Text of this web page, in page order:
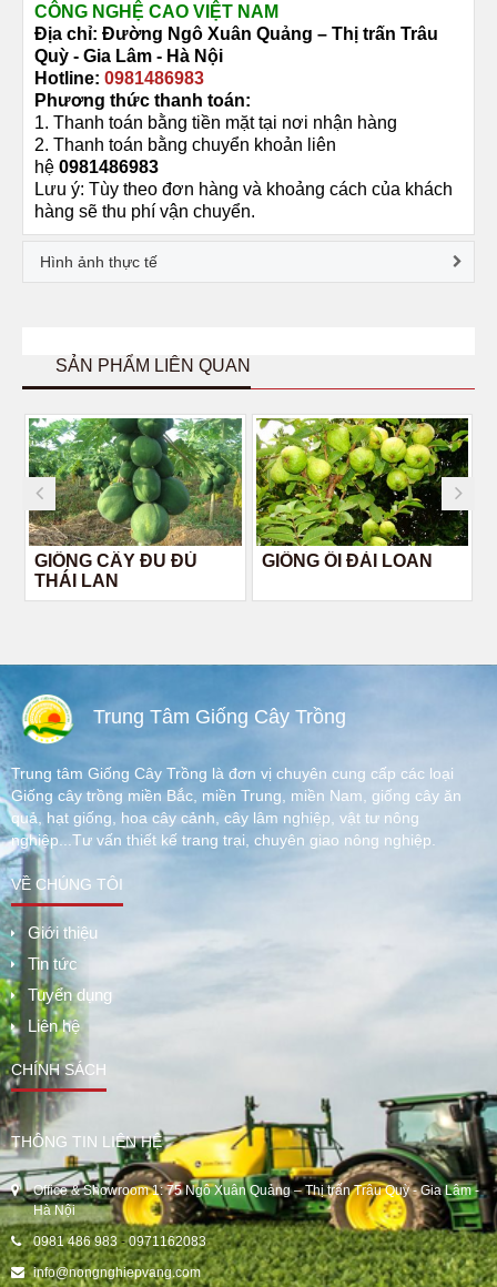
CÔNG NGHỆ CAO VIỆT NAM
Địa chỉ: Đường Ngô Xuân Quảng – Thị trấn Trâu
Quỳ - Gia Lâm - Hà Nội
Hotline: 0981486983
Phương thức thanh toán:
1. Thanh toán bằng tiền mặt tại nơi nhận hàng
2. Thanh toán bằng chuyển khoản liên
hệ 0981486983
Lưu ý: Tùy theo đơn hàng và khoảng cách của khách
hàng sẽ thu phí vận chuyển.
Hình ảnh thực tế
SẢN PHẨM LIÊN QUAN
GIỐNG CÂY ĐU ĐỦ
THÁI LAN
GIỐNG ỔI ĐÀI LOAN
Trung Tâm Giống Cây Trồng
Trung tâm Giống Cây Trồng là đơn vị chuyên cung cấp các loại
Giống cây trồng miền Bắc, miền Trung, miền Nam, giống cây ăn
quả, hạt giống, hoa cây cảnh, cây lâm nghiệp, vật tư nông
nghiệp...Tư vấn thiết kế trang trại, chuyên giao nông nghiệp.
VỀ CHÚNG TÔI
Giới thiệu
Tin tức
Tuyển dụng
Liên hệ
CHÍNH SÁCH
THÔNG TIN LIÊN HỆ
Office & Showroom 1: 75 Ngô Xuân Quảng – Thị trấn Trâu Quỳ - Gia Lâm -
Hà Nội
0981 486 983-0971162083
info@nongnghiepvang.com